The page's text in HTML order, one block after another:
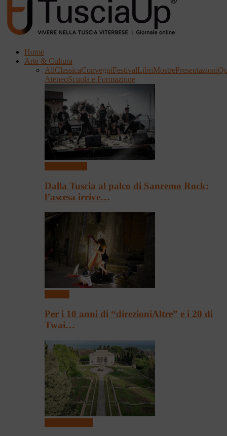
Home
Arte & Cultura
AllClassicaConvegniFestivalLibriMostrePresentazioni
AteneoScuola e Formazione
Dalla Tuscia al palco di Sanremo Rock:
l’ascesa irrive…
Per i 10 anni di “direzioniAltre” e i 20 di
Twai…